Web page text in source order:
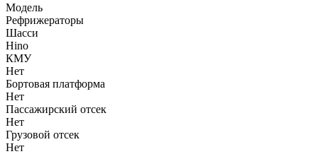
Модель
Рефрижераторы
Шасси
Hino
КМУ
Нет
Бортовая платформа
Нет
Пассажирский отсек
Нет
Грузовой отсек
Нет